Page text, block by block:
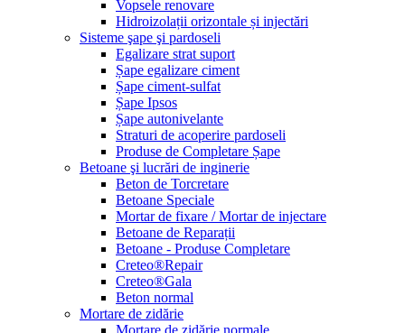
Vopsele renovare
Hidroizolații orizontale și injectări
Sisteme şape şi pardoseli
Egalizare strat suport
Șape egalizare ciment
Șape ciment-sulfat
Șape Ipsos
Șape autonivelante
Straturi de acoperire pardoseli
Produse de Completare Șape
Betoane şi lucrări de inginerie
Beton de Torcretare
Betoane Speciale
Mortar de fixare / Mortar de injectare
Betoane de Reparații
Betoane - Produse Completare
Creteo®Repair
Creteo®Gala
Beton normal
Mortare de zidărie
Mortare de zidărie normale